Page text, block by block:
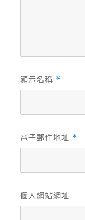
顯示名稱 *
電子郵件地址 *
個人網站網址